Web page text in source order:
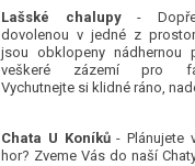
Lašské chalupy-
dovolenou v jedné z
jsou obklopeny nádhernou
veškeré zázemí pro
Vychutnejte si klidné ráno,
Chata U Koníků- Plánujete
hor? Zveme Vás do naší